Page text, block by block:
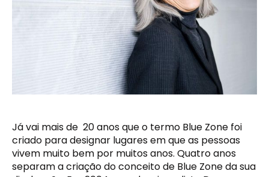
Já vai mais de 20 anos que o termo Blue Zone foi
criado para designar lugares em que as pessoas
vivem muito bem por muitos anos. Quatro anos
separam a criação do conceito de Blue Zone da sua